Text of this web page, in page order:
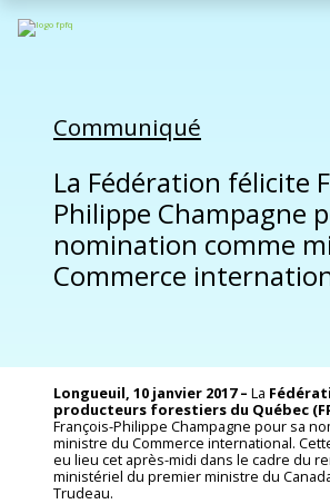
Communiqué
La Fédération félicite
Philippe Champagne
nomination comme
Commerce
Longueuil, 10 janvier 2017 – La
producteurs forestiers du Québec
François-Philippe Champagne pour sa
ministre du Commerce international.
eu lieu cet après-midi dans le cadre du
ministériel du premier ministre du
Trudeau.